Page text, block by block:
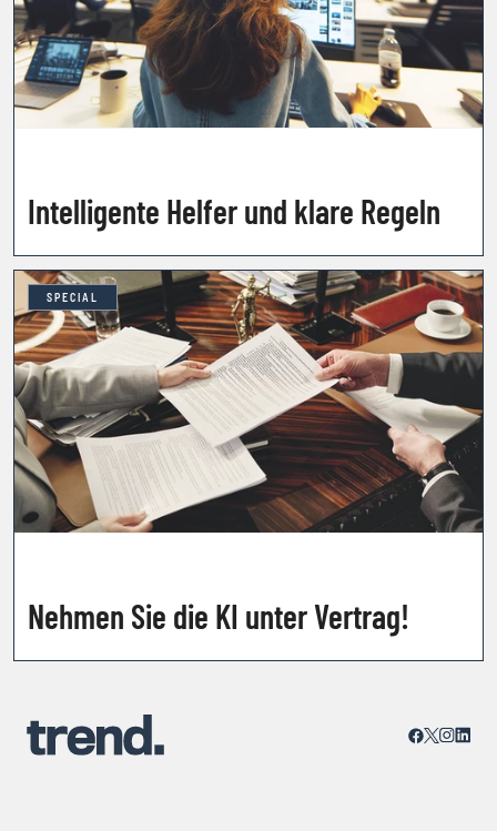
Intelligente Helfer und klare Regeln
SPECIAL
Nehmen Sie die KI unter Vertrag!